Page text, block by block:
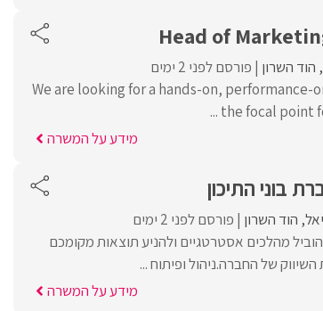
Head of
הוד השרון פורסם לפני 2 ימים
We are looking for a hands-on,
the focal point
מידע על המשרה
בוני התיכון
הוד השרון פורסם לפני 2 ימים
מהלכים אסטרטגיים ולהניע תוצאות מקומכם
של החברה.ניהול ופיתוח ...
מידע על המשרה